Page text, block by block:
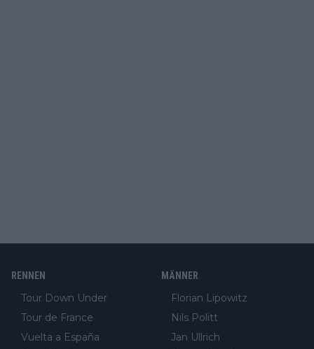
RENNEN
Tour Down Under
Tour de France
Vuelta a España
MÄNNER
Florian Lipowitz
Nils Politt
Jan Ullrich